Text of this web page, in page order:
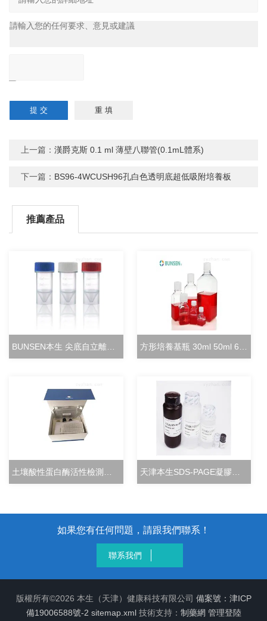
上一篇：漢爵克斯 0.1 ml 薄壁八聯管(0.1mL體系)
下一篇： BS96-4WCUSH96孔白色透明底超低吸附培養板
推薦產品
如果您有任何問題，請跟我們聯系！
聯系我們
版權所有©2026 本生（天津）健康科技有限公司 備案號：津ICP
備19006588號-2 sitemap.xml技術支持： 制藥網 管理登陸